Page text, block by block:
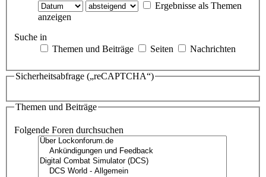
Ergebnisse als Themen
anzeigen
Suche in
Themen und Beiträge
Seiten Nachrichten
Sicherheitsabfrage („reCAPTCHA“)
Themen und Beiträge
Folgende Foren durchsuchen